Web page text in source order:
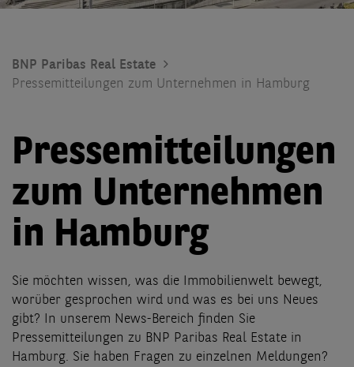
BNP Paribas Real Estate
Pressemitteilungen zum Unternehmen in Hamburg
Pressemitteilungen
zum Unternehmen
in Hamburg
Sie möchten wissen, was die Immobilienwelt bewegt,
worüber gesprochen wird und was es bei uns Neues
gibt? In unserem News-Bereich finden Sie
Pressemitteilungen zu BNP Paribas Real Estate in
Hamburg. Sie haben Fragen zu einzelnen Meldungen?